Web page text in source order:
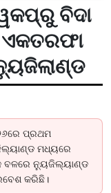
ବିଦା
ପ୍ରଥମ
ମଧ୍ୟରେ
ବଳରେ ନ୍ୟୁଜିଲ୍ୟାଣ୍ଡ
କରିଛି।